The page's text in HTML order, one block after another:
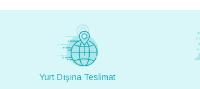
Yurt Dışına Teslimat